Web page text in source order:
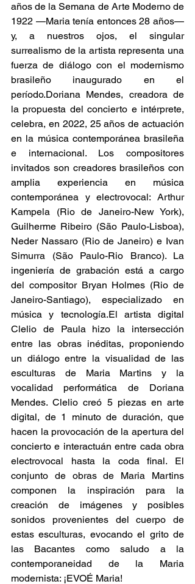
años de la Semana de Arte Moderno de
1922 —Maria tenía entonces 28 años—
y, a nuestros ojos, el singular
surrealismo de la artista representa una
fuerza de diálogo con el modernismo
brasileño inaugurado en el
período.Doriana Mendes, creadora de
la propuesta del concierto e intérprete,
celebra, en 2022, 25 años de actuación
en la música contemporánea brasileña
e internacional. Los compositores
invitados son creadores brasileños con
amplia experiencia en música
contemporánea y electrovocal: Arthur
Kampela (Rio de Janeiro-New York),
Guilherme Ribeiro (São Paulo-Lisboa),
Neder Nassaro (Rio de Janeiro) e Ivan
Simurra (São Paulo-Rio Branco). La
ingeniería de grabación está a cargo
del compositor Bryan Holmes (Rio de
Janeiro-Santiago), especializado en
música y tecnología.El artista digital
Clelio de Paula hizo la intersección
entre las obras inéditas, proponiendo
un diálogo entre la visualidad de las
esculturas de Maria Martins y la
vocalidad performática de Doriana
Mendes. Clelio creó 5 piezas en arte
digital, de 1 minuto de duración, que
hacen la provocación de la apertura del
concierto e interactuán entre cada obra
electrovocal hasta la coda final. El
conjunto de obras de Maria Martins
componen la inspiración para la
creación de imágenes y posibles
sonidos provenientes del cuerpo de
estas esculturas, evocando el grito de
las Bacantes como saludo a la
contemporaneidad de la Maria
modernista: ¡EVOÉ Maria!